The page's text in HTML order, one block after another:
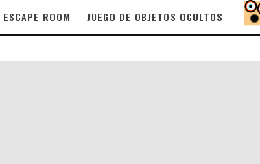
ESCAPE ROOM JUEGO DE OBJETOS OCULTOS